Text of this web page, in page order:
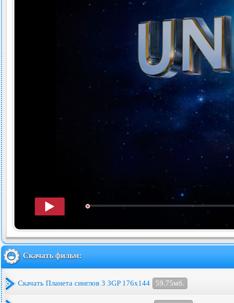
Скачать фильм:
Скачать Планета синглов 3 3GP 176x144 59.75мб.